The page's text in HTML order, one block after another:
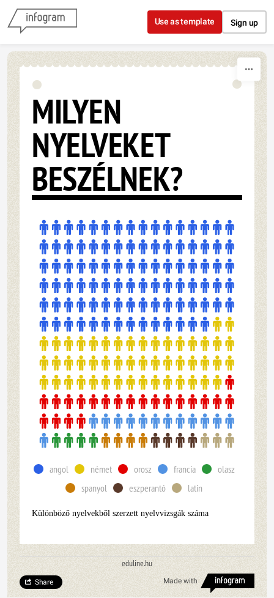
Skip to content
Use as template Sign up
MILYEN
NYELVEKET
BESZÉLNEK?
angol német orosz francia
olasz
spanyol
eszperantó latin
Különböző nyelvekből szerzett nyelvvizsgák száma
eduline.hu
Made with
Share